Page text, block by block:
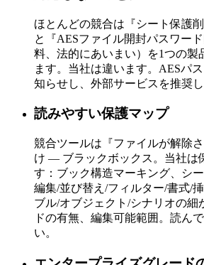
ほとんどの競合は『シート保護
と『AESファイル開封パスワー
料、法的にあいまい）を1つの製
ます。当社は違います。AESパ
知らせし、外部サービスを推奨し
読みやすい保護マップ
競合ツールは『ファイルが解除
け — ブラックボックス。当社は
す：ブック構造マーキング、シー
編集/並び替え/フィルター/書式/
ブル/オブジェクト/シナリオの細
ドの有無、編集可能範囲。読ん
い。